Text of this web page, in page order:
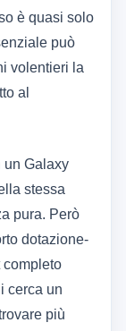
è quasi solo
può
volentieri la
al
un Galaxy
stessa
pura. Però
dotazione-
completo
cerca un
più